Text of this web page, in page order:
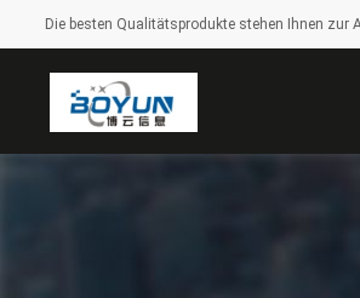
Die besten Qualitätsprodukte stehen Ihnen zur